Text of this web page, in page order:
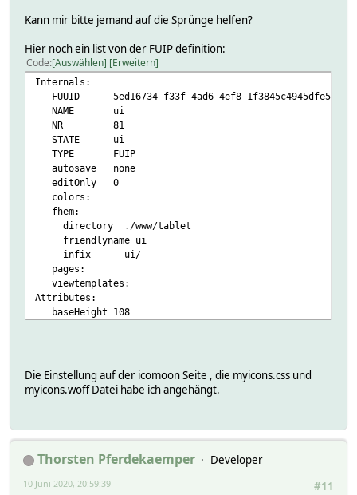
Kann mir bitte jemand auf die Sprünge helfen?
Hier noch ein list von der FUIP definition:
Code Auswählen Erweitern
Internals:
FUUID 5ed16734-f33f-4ad6-4ef8-1f3845c4945dfe59
NAME ui
NR 81
STATE ui
TYPE FUIP
autosave none
editOnly 0
colors:
fhem:
directory ./www/tablet
friendlyname ui
infix ui/
pages:
viewtemplates:
Attributes:
baseHeight 108
room Settings -> Interfaces
styleSchema default
userCss myicons.css
Die Einstellung auf der icomoon Seite , die myicons.css und
myicons.woff Datei habe ich angehängt.
Thorsten Pferdekaemper
Developer
#11
10 Juni 2020, 20:59:39